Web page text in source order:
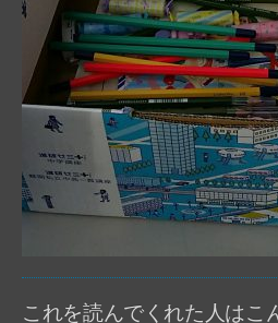
これを読んでくれた人はこ